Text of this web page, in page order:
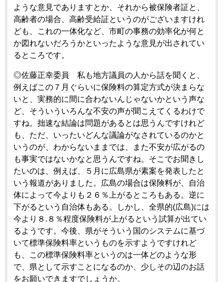
ような意見でありますとか、それから被保険者証と、
高齢者の場合、高齢受給証というのがございますけれ
ども、これの一体化など、市町の事務の効率化が何と
か図れないだろうかといったような意見が出されてい
るところです。
◎佐藤正幸委員 私も地方議員の人から話を聞くと、
例えばこの７月ぐらいに保険料の算定方式が決まらな
いと、実務的に間に合わないんじゃないかという声な
ど、そういういろんな不安の声が聞こえてくるわけで
すね。拙速な結論は問題があるとは思うんですけれど
も、ただ、いったいどんな議論がなされているのかと
いうのが、わからないままでは、また不安が広がるの
も事実ではないかなと思うんですね。そこでお聞きし
たいのは、例えば、５月に広島県が素案を発表したと
いう報道がありました。広島の場合は保険料が、自治
体によって今よりも２６％上がるところもある。逆に
下がるという自治体もある。しかし、全県的(広島)には
今より８.８％程度保険料が上がるという試算が出てい
るようです。今後、県がそういう国のシステムに基づ
いて標準保険料率というものを示すようですけれど
も、この標準保険料率というのは一体どのような形
で、県として示すことになるのか、少しその辺のお話
をお願いできますでしょうか。